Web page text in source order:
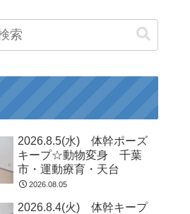
2026.8.5(水) 体幹ポーズ
キープ☆動物変身 千葉
市・運動療育・天台
2026.08.05
2026.8.4(火) 体幹キープ